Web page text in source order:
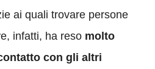
ai quali trovare persone
infatti, ha reso molto
con gli altri